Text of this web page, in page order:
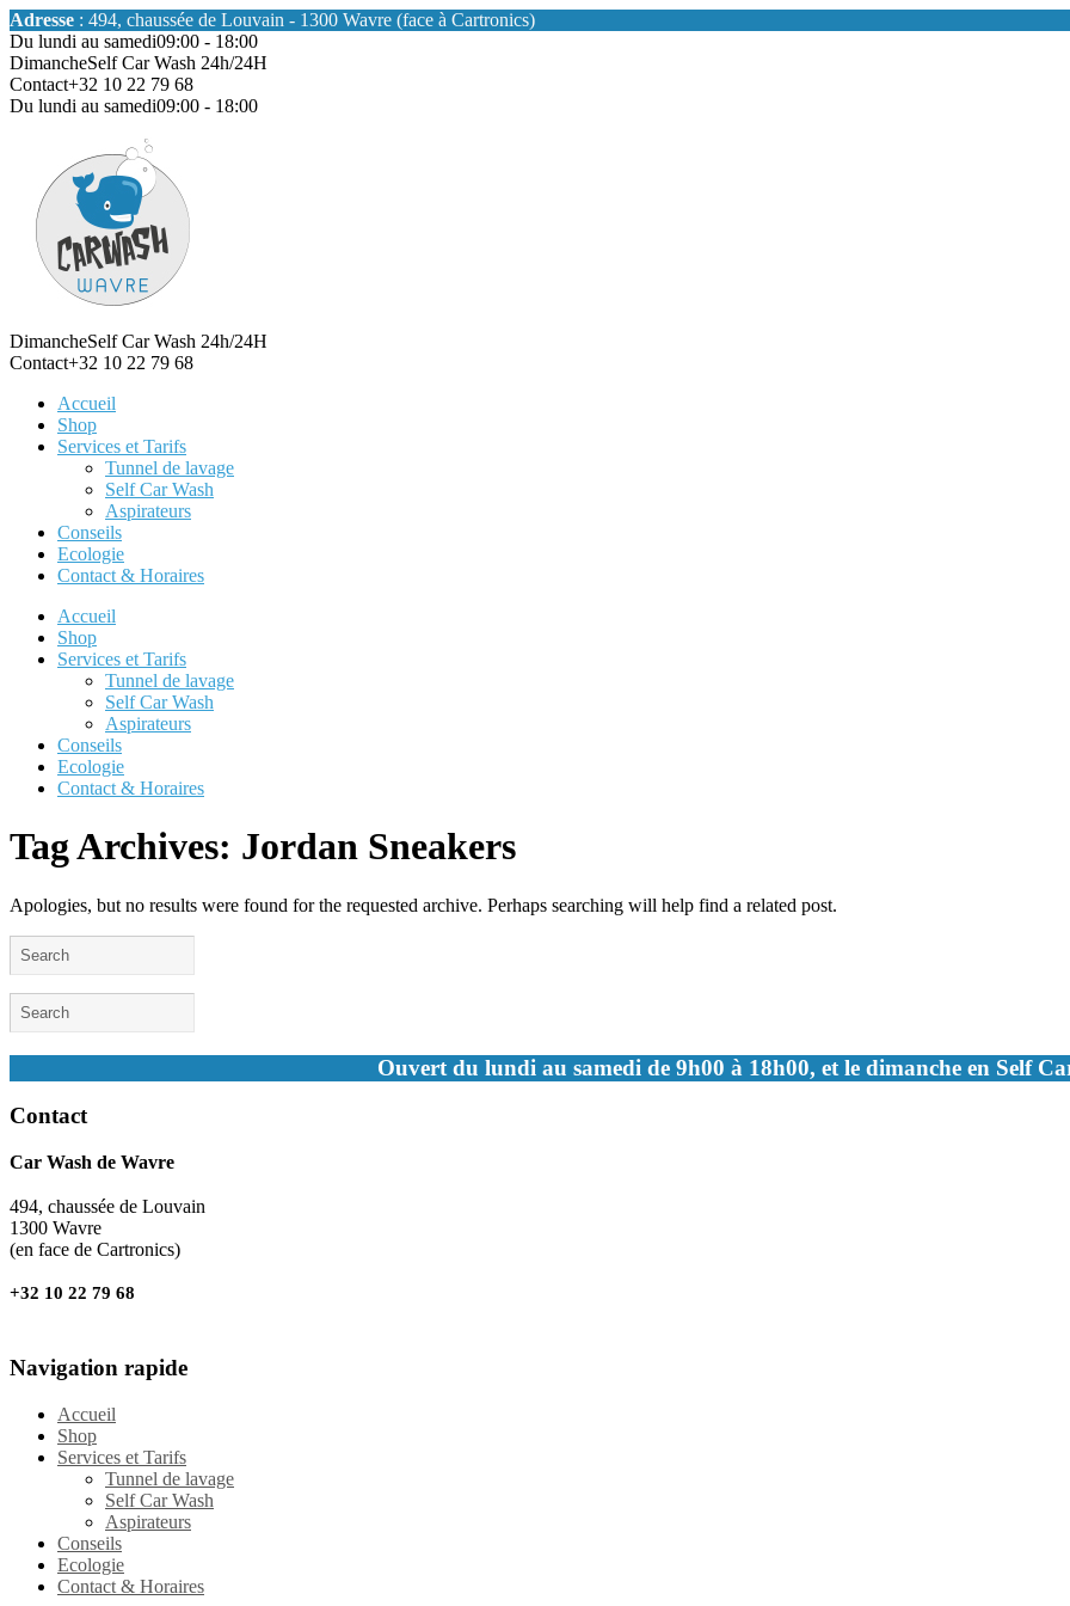
Adresse : 494, chaussée de Louvain - 1300 Wavre (face à Cartronics)
Du lundi au samedi09:00 - 18:00
DimancheSelf Car Wash 24h/24H
Contact+32 10 22 79 68
Du lundi au samedi09:00 - 18:00
DimancheSelf Car Wash 24h/24H
Contact+32 10 22 79 68
Accueil
Shop
Services et Tarifs
Tunnel de lavage
Self Car Wash
Aspirateurs
Conseils
Ecologie
Contact & Horaires
Accueil
Shop
Services et Tarifs
Tunnel de lavage
Self Car Wash
Aspirateurs
Conseils
Ecologie
Contact & Horaires
Tag Archives: Jordan Sneakers
Apologies, but no results were found for the requested archive. Perhaps searching will help find a related post.
Ouvert du lundi au samedi de 9h00 à 18h00, et le dimanche en Self
Contact
Car Wash de Wavre
494, chaussée de Louvain
1300 Wavre
(en face de Cartronics)
+32 10 22 79 68
Navigation rapide
Accueil
Shop
Services et Tarifs
Tunnel de lavage
Self Car Wash
Aspirateurs
Conseils
Ecologie
Contact & Horaires